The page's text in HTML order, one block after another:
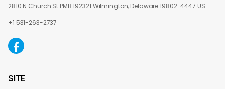
2810 N Church St PMB 192321 Wilmington, Delaware 19802-4447 US
+1 531-263-2737
SITE